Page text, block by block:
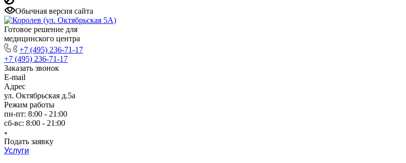
Обычная версия сайта
Готовое решение для
медицинского центра
+7 (495) 236-71-17
+7 (495) 236-71-17
Заказать звонок
E-mail
Адрес
ул. Октябрьская д.5а
Режим работы
пн-пт: 8:00 - 21:00
сб-вс: 8:00 - 21:00
Подать заявку
Услуги